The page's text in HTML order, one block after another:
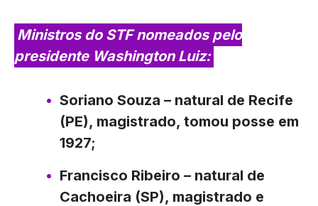
Ministros do STF nomeados pelo
presidente Washington Luiz:
Soriano Souza – natural de Recife
(PE), magistrado, tomou posse em
1927;
Francisco Ribeiro – natural de
Cachoeira (SP), magistrado e